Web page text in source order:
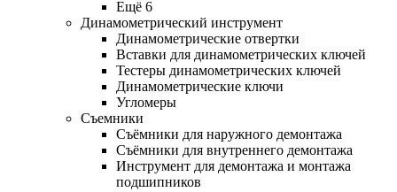
Ещё 6
Динамометрический инструмент
Динамометрические отвертки
Вставки для динамометрических ключей
Тестеры динамометрических ключей
Динамометрические ключи
Угломеры
Съемники
Съёмники для наружного демонтажа
Съёмники для внутреннего демонтажа
Инструмент для демонтажа и монтажа
подшипников